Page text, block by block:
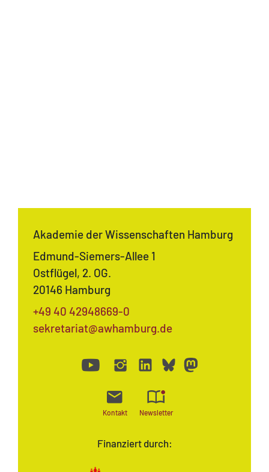
Finanziert durch:
Akademie der Wissenschaften Hamburg
Edmund-Siemers-Allee 1
Ostflügel, 2. OG.
20146 Hamburg
+49 40 42948669-0
sekretariat@awhamburg.de
Kontakt Newsletter